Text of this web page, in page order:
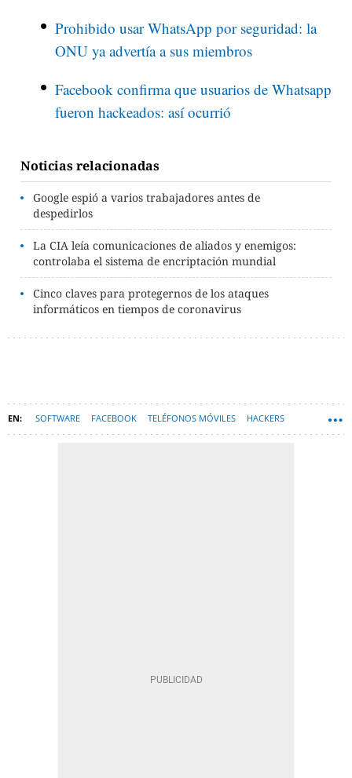
Prohibido usar WhatsApp por seguridad: la
ONU ya advertía a sus miembros
Facebook confirma que usuarios de Whatsapp
fueron hackeados: así ocurrió
Noticias relacionadas
Google espió a varios trabajadores antes de
despedirlos
La CIA leía comunicaciones de aliados y enemigos:
controlaba el sistema de encriptación mundial
Cinco claves para protegernos de los ataques
informáticos en tiempos de coronavirus
SOFTWARE FACEBOOK TELÉFONOS MÓVILES HACKERS